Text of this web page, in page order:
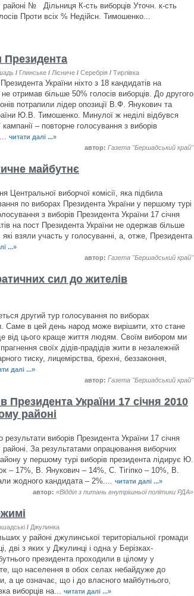
№ Дільниця К-сть виборців Уточн. к-сть
Проти всіх % Недійсн. Тимошенко...
Президента
/ Глинське / Лісниче / Серебрія / Тирлівка
України ніхто з 18 кандидатів на
отримав більше 50% голосів виборців. До другого
потрапили лідер опозиції В.Ф. Янукович та
Ю.В. Тимошенко. Минулої ж неділі відбувся
– повторне голосування з виборів
читати далі ...»
автор: Газета "Бершадський край"
майбутнє
Центральної виборчої комісії, яка підбила
по виборах Президента України у першому турі
з виборів Президента України 17 січня
на пост Президента України не одержав більше
які взяли участь у голосуванні, а, отже, Президента
...»
автор: Газета "Бершадський край"
сил до жителів
другий тур голосування по виборах
Саме в цей день народ може вирішити, хто стане
від цього краще життя людям. Своїм вибором ми
своїх дідів-прадідів жити в незалежній
тиску, лицемірства, брехні, беззаконня,
далі ...»
автор: Газета "Бершадський край"
Президента України 17 січня 2010
районі
виборів Президента України 17 січня
За результатами опрацювання виборчих
у першому турі виборів президента лідирує Ю.
– 17%, В. Янукович – 14%, С. Тігіпко – 10%, В.
жодного кандидата – 2%....
читати далі ...»
автор: «Відділ з питань внутрішньої політики РДА»
/ Джулинка
у районі джулинської територіальної громади
дві з яких у Джулинці і одна у Берізках-
президента проходили в цілому у
що населення в обох селах небайдуже до
а це означає, що і до власного майбутнього,
виборців на...
читати далі ...»